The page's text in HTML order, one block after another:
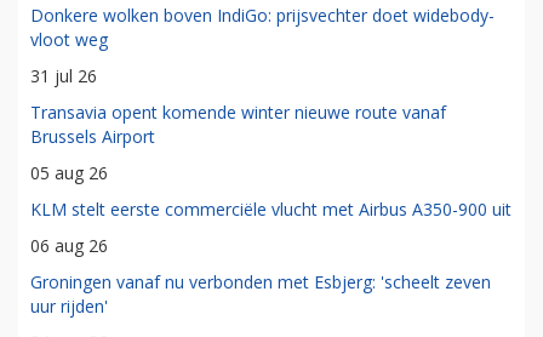
Donkere wolken boven IndiGo: prijsvechter doet widebody-
vloot weg
31 jul 26
Transavia opent komende winter nieuwe route vanaf
Brussels Airport
05 aug 26
KLM stelt eerste commerciële vlucht met Airbus A350-900 uit
06 aug 26
Groningen vanaf nu verbonden met Esbjerg: 'scheelt zeven
uur rijden'